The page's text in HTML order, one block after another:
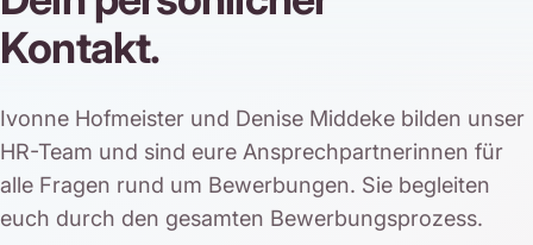
Kontakt.
Ivonne Hofmeister und Denise Middeke bilden unser
HR-Team und sind eure Ansprechpartnerinnen für
alle Fragen rund um Bewerbungen. Sie begleiten
euch durch den gesamten Bewerbungsprozess.